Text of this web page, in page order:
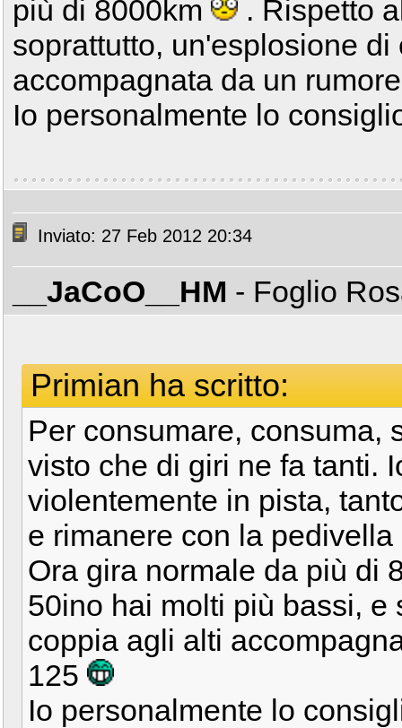
più di 8000km
. Rispetto
soprattutto, un'esplosione
accompagnata da un
Io personalmente lo
Inviato: 27 Feb 2012 20:34
__JaCoO__HM - Foglio
Primian ha scritto:
Per consumare, consuma,
visto che di giri ne fa tanti.
violentemente in pista,
e rimanere con la
Ora gira normale da più di
50ino hai molti più bassi,
coppia agli alti
125
Io personalmente lo